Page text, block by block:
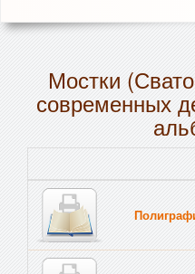
Мостки
современных